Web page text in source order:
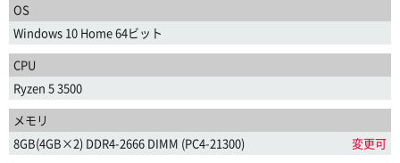
OS
Windows 10 Home 64ビット
CPU
Ryzen 5 3500
メモリ
8GB(4GB×2) DDR4-2666 DIMM (PC4-21300)
変更可